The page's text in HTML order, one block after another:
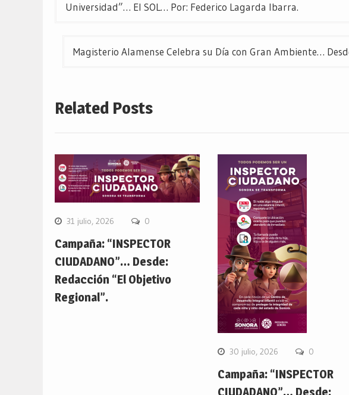
Universidad”… El SOL… Por: Federico Lagarda Ibarra.
Magisterio Alamense Celebra su Día con Gran Ambiente…
Related Posts
31 julio, 2026 0
Campaña: “INSPECTOR
CIUDADANO”… Desde:
Redacción “El Objetivo
Regional”.
30 julio, 2026 0
Campaña: “INSPECTOR
CIUDADANO”… Desde: